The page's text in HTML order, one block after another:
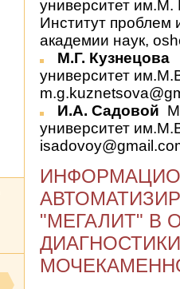
университет
Институт проблем
академии наук,
М.Г. Кузнецова
университет
И.А. Садовой
университет
"МЕГАЛИТ" В